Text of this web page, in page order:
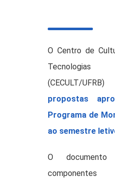
O Centro de
(CECULT/
propostas
Programa de
ao semestre
O documento